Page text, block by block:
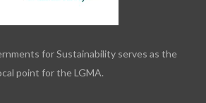
for Sustainability serves as the
point for the LGMA.